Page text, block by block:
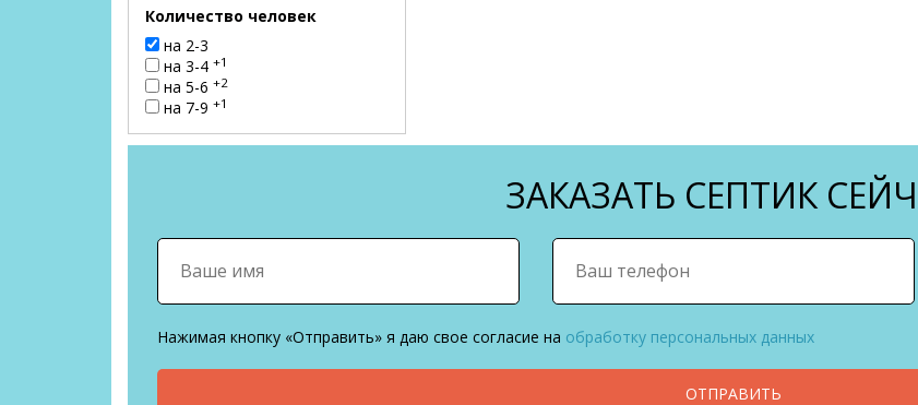
Количество человек
на 2-3
на 3-4 +1
на 5-6 +2
на 7-9 +1
ЗАКАЗАТЬ СЕПТИК
Нажимая кнопку «Отправить» я даю свое согласие на обработку персональных данных
ОТПРАВИТЬ